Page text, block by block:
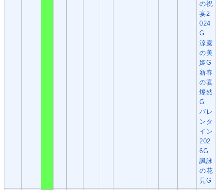
の祝
宴2
024
G
涼露
の美
姫G
新春
の宴
燦然
G
バレ
ンタ
イン
202
6G
諷詠
の花
見G